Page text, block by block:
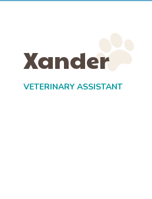
Xander
VETERINARY ASSISTANT